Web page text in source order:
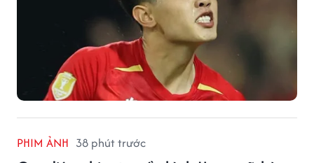
PHIM ẢNH 38 phút trước